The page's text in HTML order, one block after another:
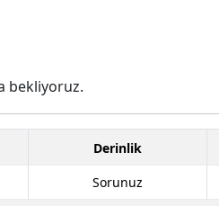
bekliyoruz.
Derinlik
Sorunuz